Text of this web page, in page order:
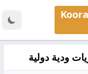
ودية دولية